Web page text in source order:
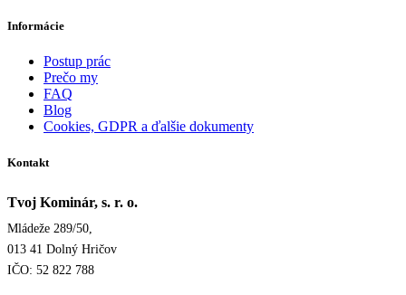
Informácie
Postup prác
Prečo my
FAQ
Blog
Cookies, GDPR a ďalšie dokumenty
Kontakt
Tvoj Kominár, s. r. o.
Mládeže 289/50,
013 41 Dolný Hričov
IČO: 52 822 788